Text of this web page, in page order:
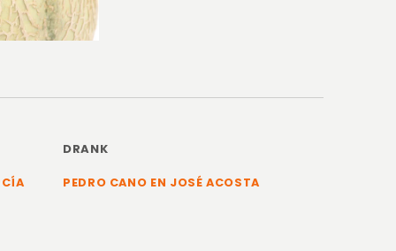
DRANK
PEDRO CANO EN JOSÉ ACOSTA